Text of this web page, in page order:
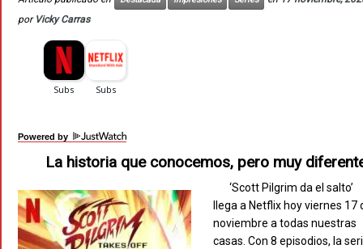
por Vicky Carras
Powered by
La historia que conocemos, pero muy
‘Scott Pilgrim da el salto’
llega a Netflix hoy viernes 17
noviembre a todas nuestras
casas. Con 8 episodios, la